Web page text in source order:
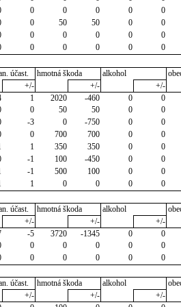
0 0 0 0
0
0 50 50 0
0
0 0 0 0
0
0 0 0 0 0
účast. hmotná škoda alkohol
+/- +/-
+/-
1 2020 -460 0
0
0 50 50 0
0
-3 0 -750 0
0
0 700 700 0
0
1 350 350 0
0
-1 100 -450 0
0
-1 500 100 0
0
1 0 0 0 0
účast. hmotná škoda alkohol
+/- +/-
+/-
-5 3720 -1345 0
0
0 0 0 0
0
0 0 0 0 0
účast. hmotná škoda alkohol
+/- +/-
+/-